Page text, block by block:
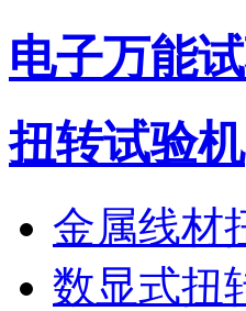
电子万能
扭转试验机
金属线材
数显式扭